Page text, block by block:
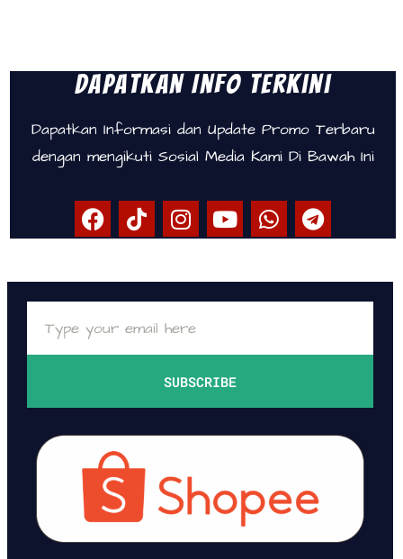
Dapatkan Info Terkini
Dapatkan Informasi dan Update Promo Terbaru
dengan mengikuti Sosial Media Kami Di Bawah Ini
SUBSCRIBE